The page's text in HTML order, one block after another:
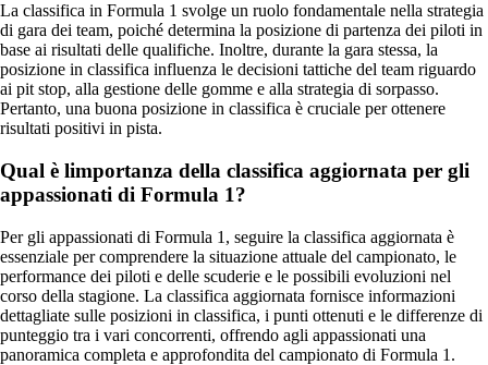
La classifica in Formula 1 svolge un ruolo fondamentale nella strategia
di gara dei team, poiché determina la posizione di partenza dei piloti in
base ai risultati delle qualifiche. Inoltre, durante la gara stessa, la
posizione in classifica influenza le decisioni tattiche del team riguardo
ai pit stop, alla gestione delle gomme e alla strategia di sorpasso.
Pertanto, una buona posizione in classifica è cruciale per ottenere
risultati positivi in pista.
Qual è limportanza della classifica aggiornata per gli
appassionati di Formula 1?
Per gli appassionati di Formula 1, seguire la classifica aggiornata è
essenziale per comprendere la situazione attuale del campionato, le
performance dei piloti e delle scuderie e le possibili evoluzioni nel
corso della stagione. La classifica aggiornata fornisce informazioni
dettagliate sulle posizioni in classifica, i punti ottenuti e le differenze di
punteggio tra i vari concorrenti, offrendo agli appassionati una
panoramica completa e approfondita del campionato di Formula 1.